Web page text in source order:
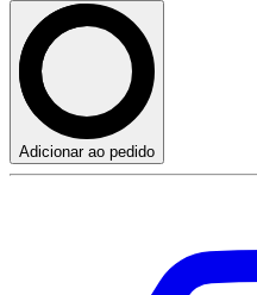
Adicionar ao pedido